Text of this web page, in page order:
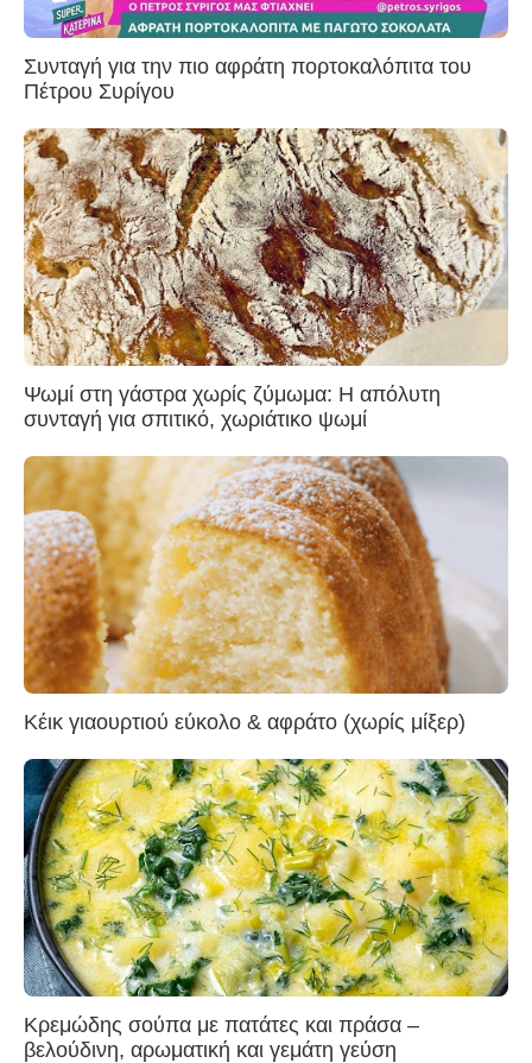
Συνταγή για την πιο αφράτη πορτοκαλόπιτα του
Πέτρου Συρίγου
Ψωμί στη γάστρα χωρίς ζύμωμα: Η απόλυτη
συνταγή για σπιτικό, χωριάτικο ψωμί
Κέικ γιαουρτιού εύκολο & αφράτο (χωρίς μίξερ)
Κρεμώδης σούπα με πατάτες και πράσα –
βελούδινη, αρωματική και γεμάτη γεύση